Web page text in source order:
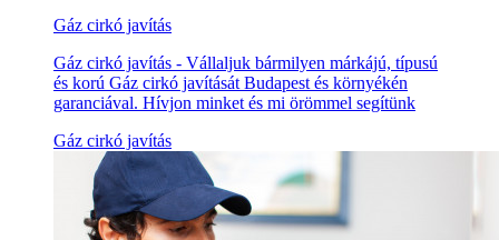
Gáz cirkó javítás
Gáz cirkó javítás - Vállaljuk bármilyen márkájú, típusú
és korú Gáz cirkó javítását Budapest és környékén
garanciával. Hívjon minket és mi örömmel segítünk
Gáz cirkó javítás